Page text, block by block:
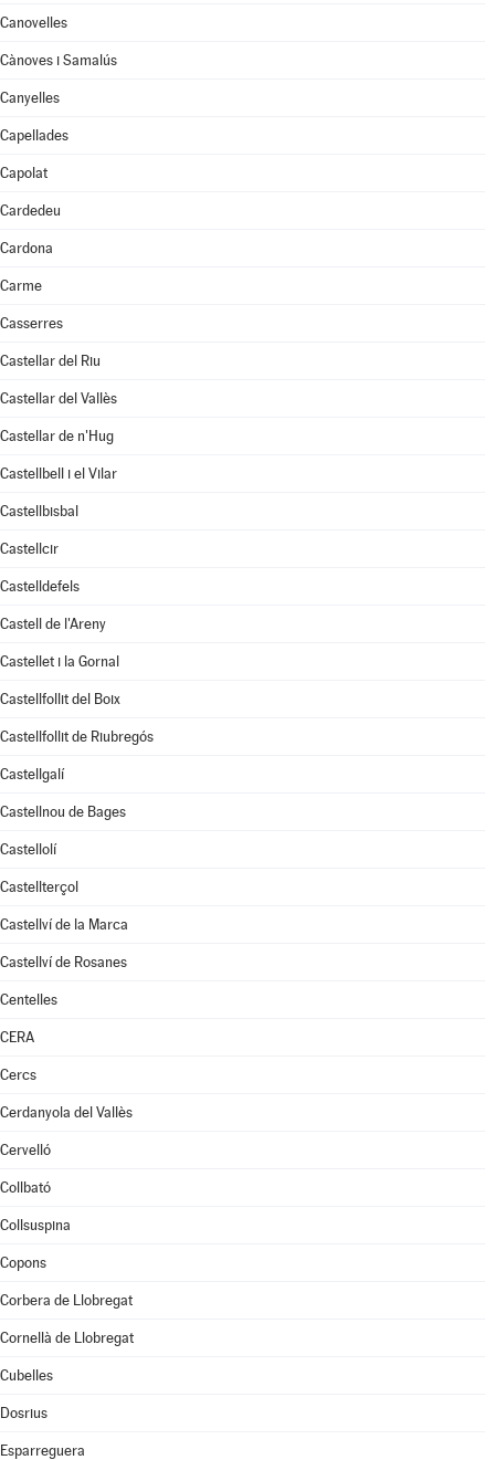
Canovelles
Cànoves i Samalús
Canyelles
Capellades
Capolat
Cardedeu
Cardona
Carme
Casserres
Castellar del Riu
Castellar del Vallès
Castellar de n'Hug
Castellbell i el Vilar
Castellbisbal
Castellcir
Castelldefels
Castell de l'Areny
Castellet i la Gornal
Castellfollit del Boix
Castellfollit de Riubregós
Castellgalí
Castellnou de Bages
Castellolí
Castellterçol
Castellví de la Marca
Castellví de Rosanes
Centelles
CERA
Cercs
Cerdanyola del Vallès
Cervelló
Collbató
Collsuspina
Copons
Corbera de Llobregat
Cornellà de Llobregat
Cubelles
Dosrius
Esparreguera